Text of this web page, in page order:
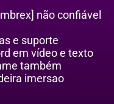
não confiável
e suporte
em vídeo e texto
também
imersao